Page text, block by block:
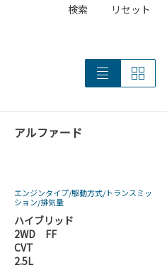
検索 リセット
アルファード
エンジンタイプ/駆動方式/トランスミッ
ション/排気量
ハイブリッド
2WD FF
CVT
2.5L